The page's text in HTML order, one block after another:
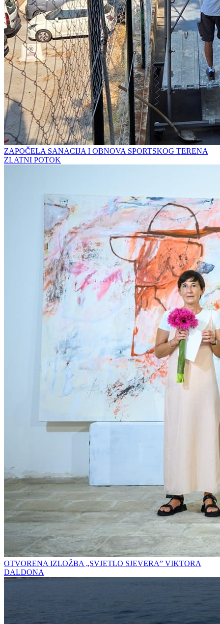
ZAPOČELA SANACIJA I OBNOVA SPORTSKOG TERENA
ZLATNI POTOK
OTVORENA IZLOŽBA „SVJETLO SJEVERA” VIKTORA
DALDONA